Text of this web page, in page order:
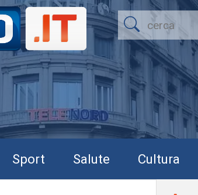
Sport Salute Cultura